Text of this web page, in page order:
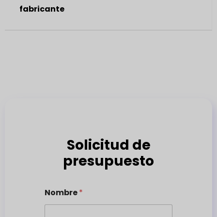
fabricante
Solicitud de
presupuesto
Nombre*